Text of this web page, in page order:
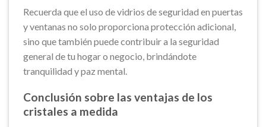
Recuerda que el uso de vidrios de seguridad en puertas
y ventanas no solo proporciona protección adicional,
sino que también puede contribuir a la seguridad
general de tu hogar o negocio, brindándote
tranquilidad y paz mental.
Conclusión sobre las ventajas de los
cristales a medida